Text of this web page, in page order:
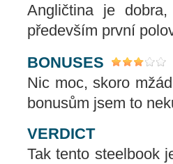
Angličtina je
především první
BONUSES
Nic moc, skoro
bonusům jsem to
VERDICT
Tak tento steelbook